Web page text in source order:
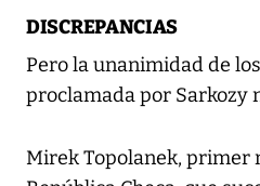
DISCREPANCIAS
Pero la unanimidad de
proclamada por Sarkozy
Mirek Topolanek, primer